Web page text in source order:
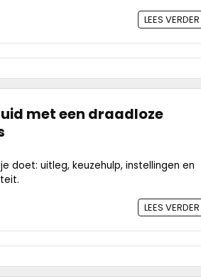
LEES VERDER
met een draadloze
doet: uitleg, keuzehulp, instellingen en
LEES VERDER